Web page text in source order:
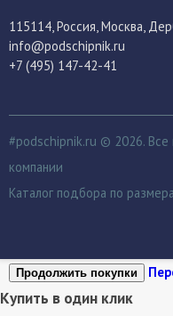
115114 , Россия, Москва,
info@podschipnik.ru
+7 (495) 147-42-41
#podschipnik.ru © 2026.
компании
Каталог подбора по
Продолжить покупки
Купить в один клик